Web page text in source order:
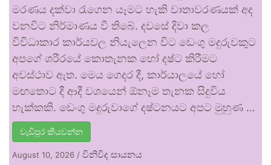
මරණය දක්වා රැගෙන යෑමට හැකි වාතාවරණයක් අද
වනවිට නිර්මාණය වී තිබේ. දවසේ දිවා කල
විවිධාකාර කාර්යවල නියැලෙන විට ඩෙංගු මදුරුවකුට
අපගේ ශරීරයේ කොතැනක හෝ දෂ්ට කිරීමට
අවස්ථාව ඇත. මෙය ගෙදර දී, කාර්යාලයේ හෝ
මඟතොට දී ආදී වශයෙන් ඕනෑම තැනක සිදුවිය
හැක්කකි. ඩෙංගු මදුරුවාගේ දෂ්ටනයට අපට මුහුණ …
වැඩිපුර කියවන්න
August 10, 2026 / විනිවිද සායනය